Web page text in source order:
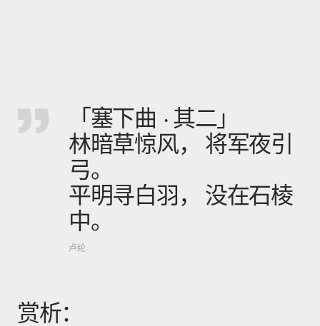
「塞下曲 · 其二」
林暗草惊风， 将军夜引
弓。
平明寻白羽， 没在石棱
中。
卢纶
赏析：